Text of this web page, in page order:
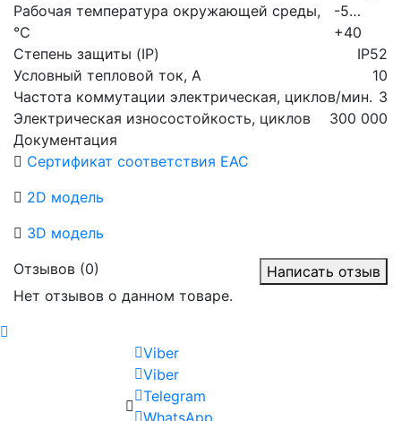
Рабочая температура окружающей среды,
°C
-5…
+40
Степень защиты (IP)
IP52
Условный тепловой ток, А
10
Частота коммутации электрическая, циклов/мин. 3
Электрическая износостойкость, циклов
300 000
Документация
Cертификат соответствия ЕАС
2D модель
3D модель
Отзывов (0)
Написать отзыв
Нет отзывов о данном товаре.
Viber
Viber
Telegram
WhatsApp